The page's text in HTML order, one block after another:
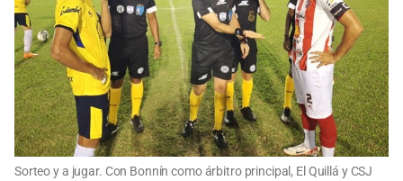
Sorteo y a jugar. Con Bonnín como árbitro principal, El Quillá y CSJ